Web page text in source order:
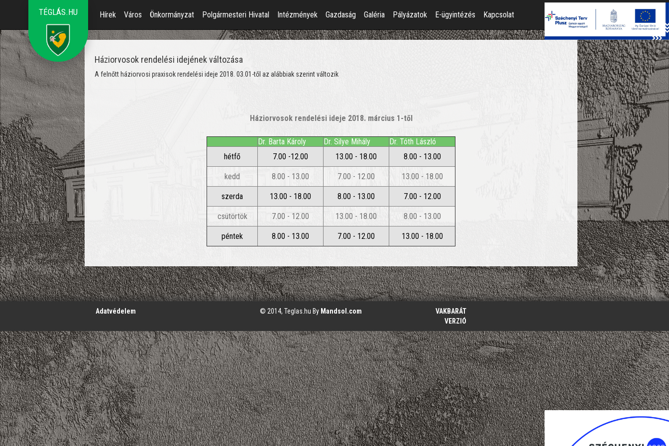
TÉGLÁS.HU Hírek Város Önkormányzat Polgármesteri Hivatal Intézmények Gazdaság Galéria Pályázatok E-ügyintézés Kapcsolat
Háziorvosok rendelési idejének változása
A felnőtt háziorvosi praxisok rendelési ideje 2018. 03.01-től az alábbiak szerint változik
Háziorvosok rendelési ideje 2018. március 1-től
Dr. Barta Károly Dr. Silye Mihály
Dr. Tóth László
hétfő
7.00 -12.00 13.00 - 18.00 8.00 - 13.00
kedd 8.00 - 13.00 7.00 - 12.00 13.00 - 18.00
szerda 13.00 - 18.00 8.00 - 13.00 7.00 - 12.00
csütörtök 7.00 - 12.00 13.00 - 18.00 8.00 - 13.00
péntek 8.00 - 13.00 7.00 - 12.00 13.00 - 18.00
';
Adatvédelem © 2014, Teglas.hu By Mandsol.com
VAKBARÁT
VERZIÓ